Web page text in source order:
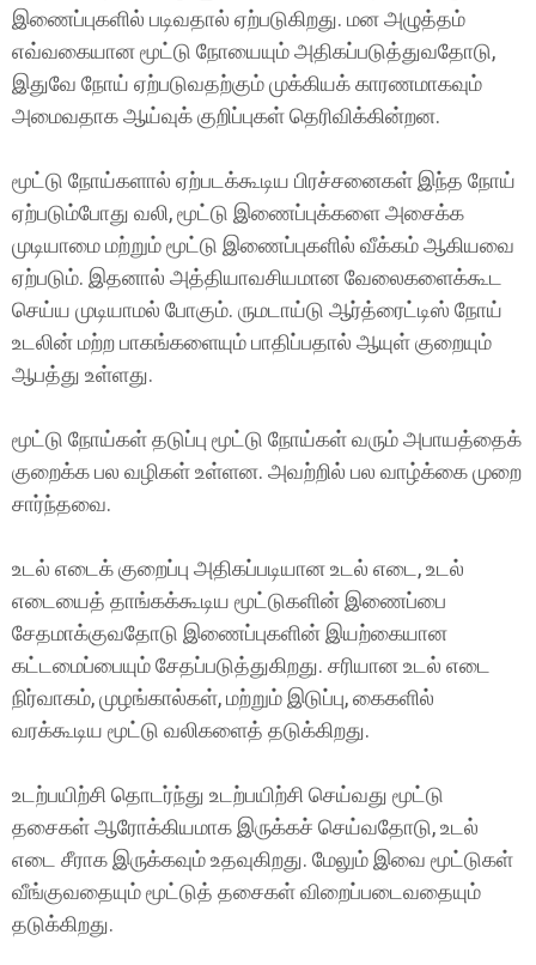
இணைப்புகளில் படிவதால் ஏற்படுகிறது. மன அழுத்தம்
எவ்வகையான மூட்டு நோயையும் அதிகப்படுத்துவதோடு,
இதுவே நோய் ஏற்படுவதற்கும் முக்கியக் காரணமாகவும்
அமைவதாக ஆய்வுக் குறிப்புகள் தெரிவிக்கின்றன.
மூட்டு நோய்களால் ஏற்படக்கூடிய பிரச்சனைகள் இந்த நோய்
ஏற்படும்போது வலி, மூட்டு இணைப்புக்களை அசைக்க
முடியாமை மற்றும் மூட்டு இணைப்புகளில் வீக்கம் ஆகியவை
ஏற்படும். இதனால் அத்தியாவசியமான வேலைகளைக்கூட
செய்ய முடியாமல் போகும். ருமடாய்டு ஆர்த்ரைட்டிஸ் நோய்
உடலின் மற்ற பாகங்களையும் பாதிப்பதால் ஆயுள் குறையும்
ஆபத்து உள்ளது.
மூட்டு நோய்கள் தடுப்பு மூட்டு நோய்கள் வரும் அபாயத்தைக்
குறைக்க பல வழிகள் உள்ளன. அவற்றில் பல வாழ்க்கை முறை
சார்ந்தவை.
உடல் எடைக் குறைப்பு அதிகப்படியான உடல் எடை, உடல்
எடையைத் தாங்கக்கூடிய மூட்டுகளின் இணைப்பை
சேதமாக்குவதோடு இணைப்புகளின் இயற்கையான
கட்டமைப்பையும் சேதப்படுத்துகிறது. சரியான உடல் எடை
நிர்வாகம், முழங்கால்கள், மற்றும் இடுப்பு, கைகளில்
வரக்கூடிய மூட்டு வலிகளைத் தடுக்கிறது.
உடற்பயிற்சி தொடர்ந்து உடற்பயிற்சி செய்வது மூட்டு
தசைகள் ஆரோக்கியமாக இருக்கச் செய்வதோடு, உடல்
எடை சீராக இருக்கவும் உதவுகிறது. மேலும் இவை மூட்டுகள்
வீங்குவதையும் மூட்டுத் தசைகள் விறைப்படைவதையும்
தடுக்கிறது.